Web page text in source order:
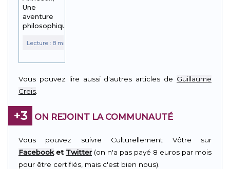
Une
aventure
philosophique
Vous pouvez lire aussi d'autres articles de Guillaume
Creis
+3 ON REJOINT LA COMMUNAUTÉ
Vous pouvez suivre Culturellement Vôtre sur
Facebooket Twitter(on n'a pas payé 8 euros par mois
pour être certifiés, mais c'est bien nous).